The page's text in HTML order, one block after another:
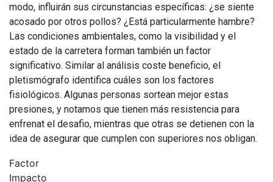
modo, influirán sus circunstancias específicas: ¿se siente
acosado por otros pollos? ¿Está particularmente hambre?
Las condiciones ambientales, como la visibilidad y el
estado de la carretera forman también un factor
significativo. Similar al análisis coste beneficio, el
pletismógrafo identifica cuáles son los factores
fisiológicos. Algunas personas sortean mejor estas
presiones, y notamos que tienen más resistencia para
enfrenat el desafio, mientras que otras se detienen con la
idea de asegurar que cumplen con superiores nos obligan.
Factor
Impacto